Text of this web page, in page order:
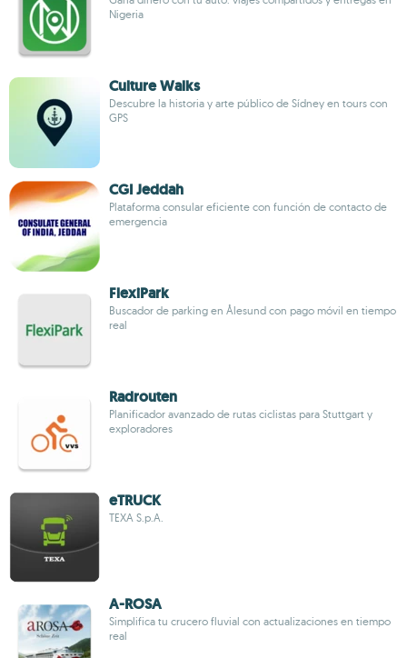
Nigeria
Culture Walks
Descubre la historia y arte público de Sídney en tours con
GPS
CGI Jeddah
Plataforma consular eficiente con función de contacto de
emergencia
FlexiPark
Buscador de parking en Ålesund con pago móvil en tiempo
real
Radrouten
Planificador avanzado de rutas ciclistas para Stuttgart y
exploradores
eTRUCK
TEXA S.p.A.
A-ROSA
Simplifica tu crucero fluvial con actualizaciones en tiempo
real